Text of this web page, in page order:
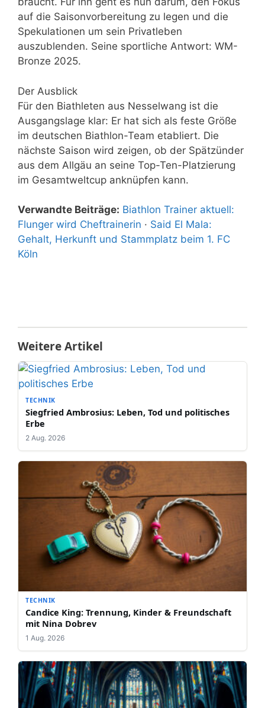
auf die Saisonvorbereitung zu legen und die
Spekulationen um sein Privatleben
auszublenden. Seine sportliche Antwort: WM-
Bronze 2025.
Der Ausblick
Für den Biathleten aus Nesselwang ist die
Ausgangslage klar: Er hat sich als feste Größe
im deutschen Biathlon-Team etabliert. Die
nächste Saison wird zeigen, ob der Spätzünder
aus dem Allgäu an seine Top-Ten-Platzierung
im Gesamtweltcup anknüpfen kann.
Verwandte Beiträge: Biathlon Trainer aktuell:
Flunger wird Cheftrainerin · Said El Mala:
Gehalt, Herkunft und Stammplatz beim 1. FC
Köln
Weitere Artikel
TECHNIK
Siegfried Ambrosius: Leben, Tod und politisches
Erbe
2 Aug. 2026
TECHNIK
Candice King: Trennung, Kinder & Freundschaft
mit Nina Dobrev
1 Aug. 2026